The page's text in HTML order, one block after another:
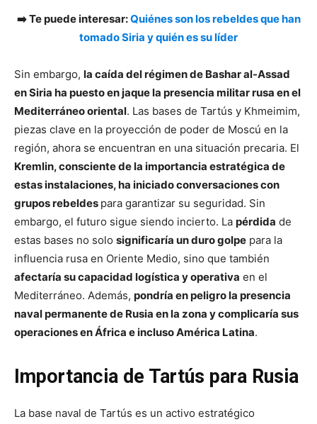
➡️ Te puede interesar:Quiénes son los rebeldes que han
tomado Siria y quién es su líder
Sin embargo, la caída del régimen de Bashar al-Assad
en Siria ha puesto en jaque la presencia militar rusa en el
Mediterráneo oriental. Las bases de Tartús y Khmeimim,
piezas clave en la proyección de poder de Moscú en la
región, ahora se encuentran en una situación precaria. El
Kremlin, consciente de la importancia estratégica de
estas instalaciones, ha iniciado conversaciones con
grupos rebeldes para garantizar su seguridad. Sin
embargo, el futuro sigue siendo incierto. La pérdida de
estas bases no solo significaría un duro golpe para la
influencia rusa en Oriente Medio, sino que también
afectaría su capacidad logística y operativa en el
Mediterráneo. Además, pondría en peligro la presencia
naval permanente de Rusia en la zona y complicaría sus
operaciones en África e incluso América Latina.
Importancia de Tartús para Rusia
La base naval de Tartús es un activo estratégico